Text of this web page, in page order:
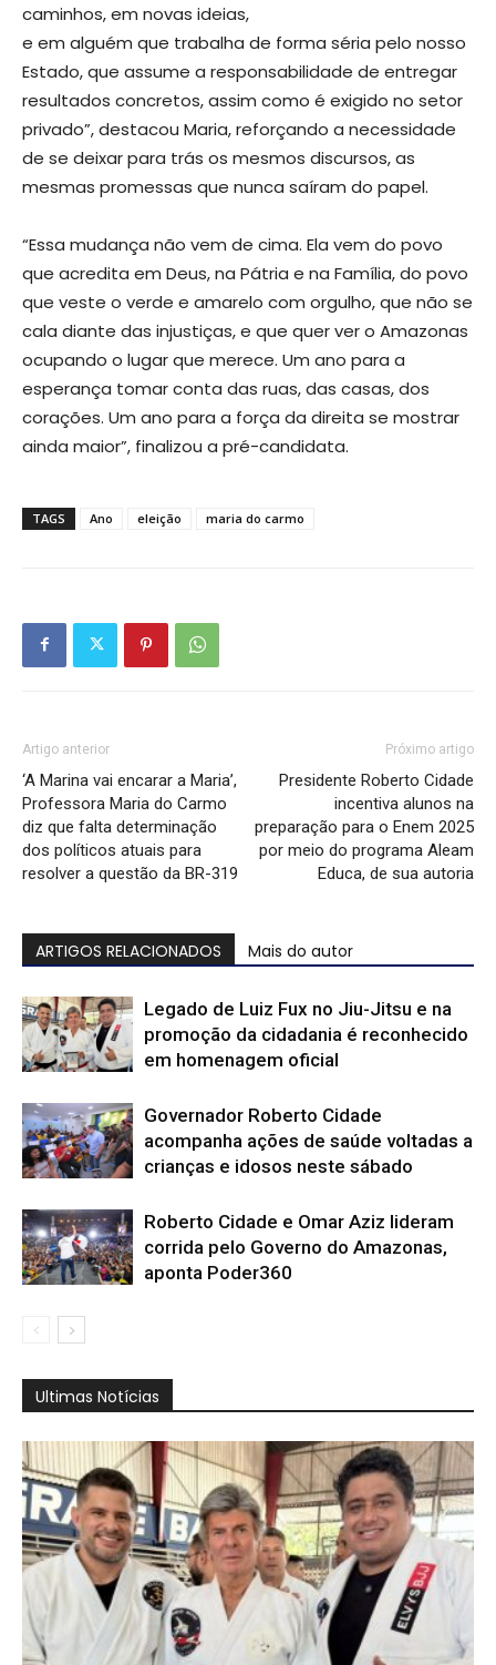
caminhos, em novas ideias,
e em alguém que trabalha de forma séria pelo nosso
Estado, que assume a responsabilidade de entregar
resultados concretos, assim como é exigido no setor
privado”, destacou Maria, reforçando a necessidade
de se deixar para trás os mesmos discursos, as
mesmas promessas que nunca saíram do papel.
“Essa mudança não vem de cima. Ela vem do povo
que acredita em Deus, na Pátria e na Família, do povo
que veste o verde e amarelo com orgulho, que não se
cala diante das injustiças, e que quer ver o Amazonas
ocupando o lugar que merece. Um ano para a
esperança tomar conta das ruas, das casas, dos
corações. Um ano para a força da direita se mostrar
ainda maior”, finalizou a pré-candidata.
TAGS Ano eleição maria do carmo
Artigo anterior
‘A Marina vai encarar a Maria’,
Professora Maria do Carmo
diz que falta determinação
dos políticos atuais para
resolver a questão da BR-319
Próximo artigo
Presidente Roberto Cidade
incentiva alunos na
preparação para o Enem 2025
por meio do programa Aleam
Educa, de sua autoria
ARTIGOS RELACIONADOS Mais do autor
Legado de Luiz Fux no Jiu-Jitsu e na
promoção da cidadania é reconhecido
em homenagem oficial
Governador Roberto Cidade
acompanha ações de saúde voltadas a
crianças e idosos neste sábado
Roberto Cidade e Omar Aziz lideram
corrida pelo Governo do Amazonas,
aponta Poder360
Ultimas Notícias